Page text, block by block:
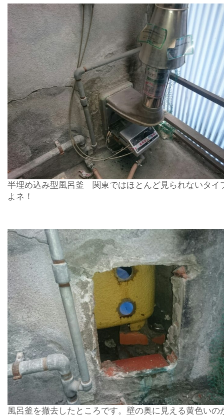
半埋め込み型風呂釜 関東ではほとんど見られないタイ
よネ！
風呂釜を撤去したところです。壁の奥に見える黄色いの